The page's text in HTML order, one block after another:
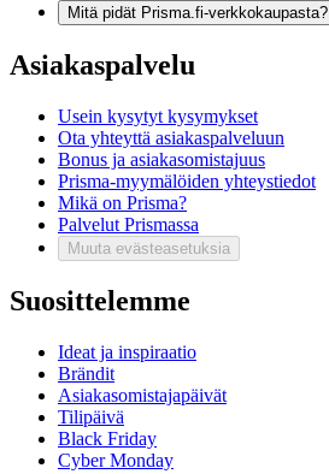
Mitä pidät Prisma.fi-verkkokaupasta?
Asiakaspalvelu
Usein kysytyt kysymykset
Ota yhteyttä asiakaspalveluun
Bonus ja asiakasomistajuus
Prisma-myymälöiden yhteystiedot
Mikä on Prisma?
Palvelut Prismassa
Muuta evästeasetuksia
Suosittelemme
Ideat ja inspiraatio
Brändit
Asiakasomistajapäivät
Tilipäivä
Black Friday
Cyber Monday